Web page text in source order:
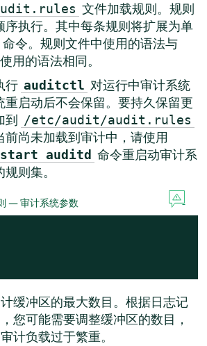
文件加载规则。规则
序执行。其中每条规则将扩展为单
命令。规则文件中使用的语法与
用的语法相同。
行 auditctl 对运行中审计系统
重启动后不会保留。要持久保留更
到 /etc/audit/audit.rules
前尚未加载到审计中，请使用
auditd 命令重启动审计系
则集。
— 审计系统参数
缓冲区的最大数目。根据日志记
您可能需要调整缓冲区的数目，
计负载过于繁重。